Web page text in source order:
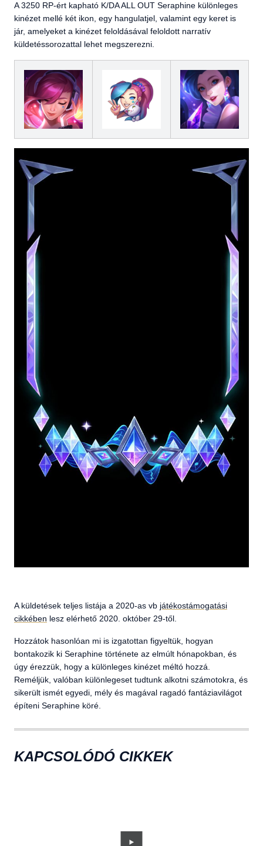
A 3250 RP-ért kapható K/DA ALL OUT Seraphine különleges
kinézet mellé két ikon, egy hangulatjel, valamint egy keret is
jár, amelyeket a kinézet feloldásával feloldott narratív
küldetéssorozattal lehet megszerezni.
A küldetések teljes listája a 2020-as vb játékostámogatási
cikkében lesz elérhető 2020. október 29-től.
Hozzátok hasonlóan mi is izgatottan figyeltük, hogyan
bontakozik ki Seraphine története az elmúlt hónapokban, és
úgy érezzük, hogy a különleges kinézet méltó hozzá.
Reméljük, valóban különlegeset tudtunk alkotni számotokra, és
sikerült ismét egyedi, mély és magával ragadó fantáziavilágot
építeni Seraphine köré.
KAPCSOLÓDÓ CIKKEK